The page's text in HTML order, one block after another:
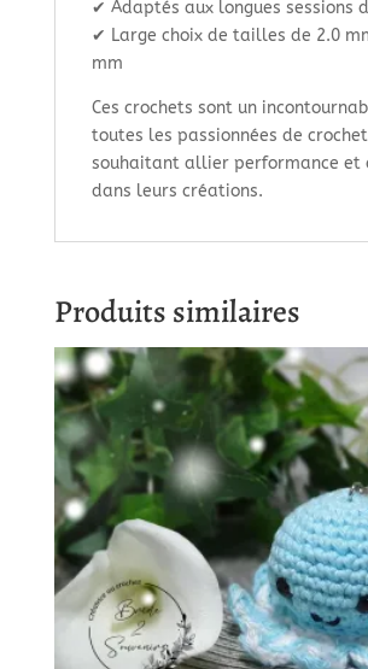
✔ Adaptés aux longues sessions
✔ Large choix de tailles de 2.0
mm
Ces crochets sont un
toutes les passionnées de crochet
souhaitant allier performance et
dans leurs créations.
Produits similaires